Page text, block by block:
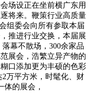
场设正在坐前横广东用
将来。鞭策行业高质量
组委会向所有参取本届
推进行业交换，本届展
幕不散场，300余家品
展会，浩繁立异产物的
口添加更为丰硕的色彩
万平方米，时髦化、财
体的展会，